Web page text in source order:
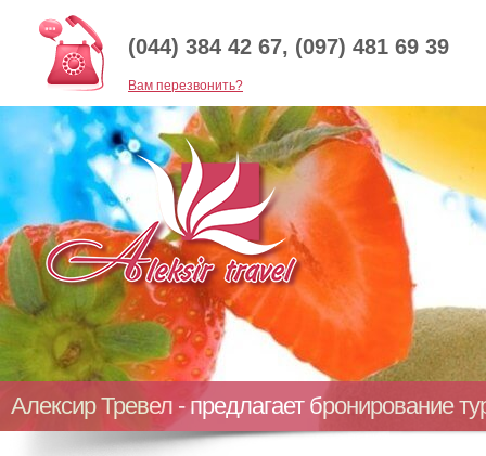
(044) 384 42 67, (097) 481 69 39
Baм перезвонить?
Алексир Тревел - предлагает бронирование